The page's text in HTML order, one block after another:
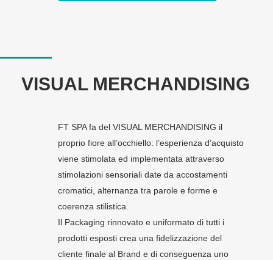
VISUAL MERCHANDISING
FT SPA fa del VISUAL MERCHANDISING il
proprio fiore all’occhiello: l’esperienza d’acquisto
viene stimolata ed implementata attraverso
stimolazioni sensoriali date da accostamenti
cromatici, alternanza tra parole e forme e
coerenza stilistica.
Il Packaging rinnovato e uniformato di tutti i
prodotti esposti crea una fidelizzazione del
cliente finale al Brand e di conseguenza uno